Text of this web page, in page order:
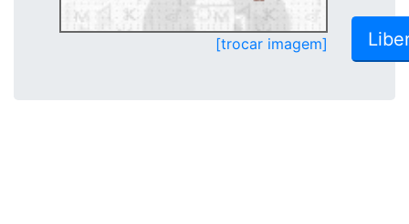
[trocar imagem]